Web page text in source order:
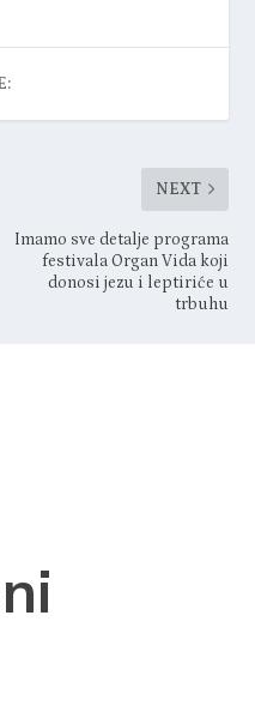
NEXT
Imamo sve detalje programa
festivala Organ Vida koji
donosi jezu i leptiriće u
trbuhu